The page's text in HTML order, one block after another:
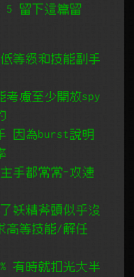
留下這篇留
等級和技能副手
考慮至少開放spy
因為burst說明
手都常常-攻速
妖精斧頭似乎沒
高等技能/解任
有時就扣光大半